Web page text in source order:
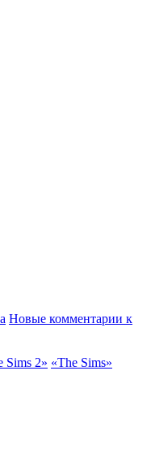
Новые комментарии к
Sims 2» «The Sims»